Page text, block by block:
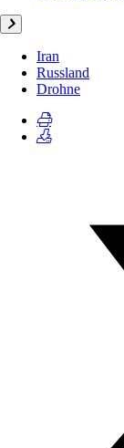
Iran
Russland
Drohne